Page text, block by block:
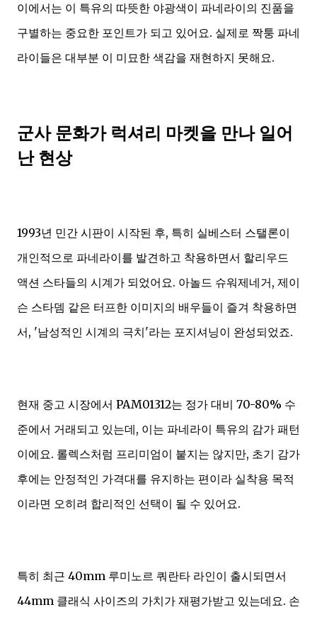
이에서는 이 특유의 따뜻한 야광색이 파네라이의 진품을
구별하는 중요한 포인트가 되고 있어요. 실제로 짝퉁 파네
라이들은 대부분 이 미묘한 색감을 재현하지 못해요.
군사 문화가 럭셔리 마켓을 만나 일어
난 현상
1993년 민간 시판이 시작된 후, 특히 실베스터 스탤론이
개인적으로 파네라이를 발견하고 착용하면서 할리우드
액션 스타들의 시계가 되었어요. 아놀드 슈워제네거, 제이
슨 스타뎀 같은 터프한 이미지의 배우들이 즐겨 착용하면
서, '남성적인 시계의 극치'라는 포지셔닝이 완성되었죠.
현재 중고 시장에서 PAM01312는 정가 대비 70-80% 수
준에서 거래되고 있는데, 이는 파네라이 특유의 감가 패턴
이에요. 롤렉스처럼 프리미엄이 붙지는 않지만, 초기 감가
후에는 안정적인 가격대를 유지하는 편이라 실착용 목적
이라면 오히려 합리적인 선택이 될 수 있어요.
특히 최근 40mm 루미노르 쿼란타 라인이 출시되면서
44mm 클래식 사이즈의 가치가 재평가받고 있는데요. 손